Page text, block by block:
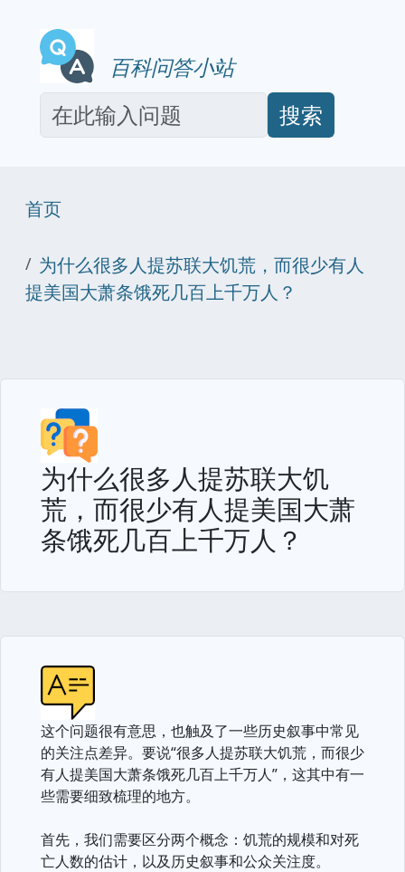
百科问答小站
搜索
首页
为什么很多人提苏联大饥荒，而很少有人
提美国大萧条饿死几百上千万人？
为什么很多人提苏联大饥
荒，而很少有人提美国大萧
条饿死几百上千万人？
这个问题很有意思，也触及了一些历史叙事中常见
的关注点差异。要说“很多人提苏联大饥荒，而很少
有人提美国大萧条饿死几百上千万人”，这其中有一
些需要细致梳理的地方。
首先，我们需要区分两个概念：饥荒的规模和对死
亡人数的估计，以及历史叙事和公众关注度。